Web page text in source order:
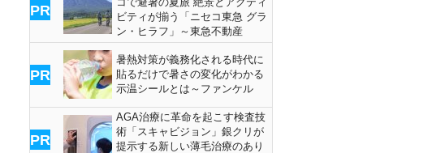
PR
ビティが揃う「ニセコ東急 グラ
ン・ヒラフ」～東急不動産
PR
暑熱対策が義務化される時代に
貼るだけで暑さの変化がわかる
示温シールとは～ファンケル
PR
AGA治療に革命を起こす検査技
術「スキャビジョン」銀クリが
提示する新しい薄毛治療のあり